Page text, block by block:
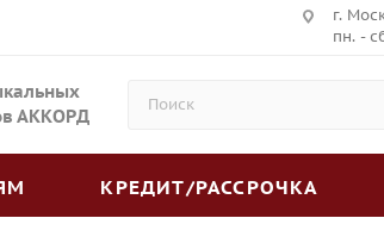
г.
пн. -
АККОРД
КРЕДИТ/РАССРОЧКА